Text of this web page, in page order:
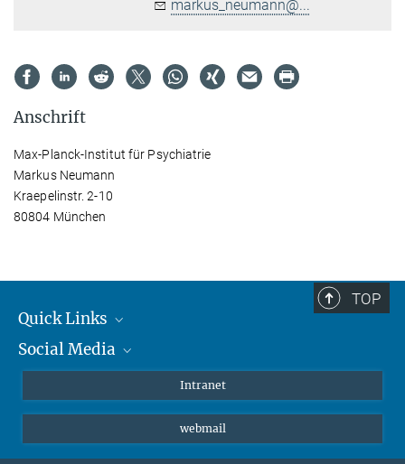
markus_neumann@...
Anschrift
Max-Planck-Institut für Psychiatrie
Markus Neumann
Kraepelinstr. 2-10
80804 München
TOP
Quick Links
Student*innen/Wissenschaftler*innen
Social Media
Bluesky
Intranet
webmail